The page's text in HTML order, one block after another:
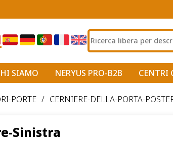
SIAMO NERYUS PRO-B2B CENTRI
PORTE / CERNIERE-DELLA-PORTA-
Sinistra